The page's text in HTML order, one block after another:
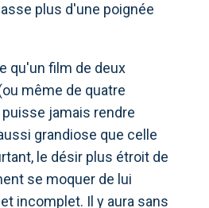
plus d'une poignée
qu'un film de deux
même de quatre
jamais rendre
grandiose que celle
le désir plus étroit de
se moquer de lui
incomplet. Il y aura sans